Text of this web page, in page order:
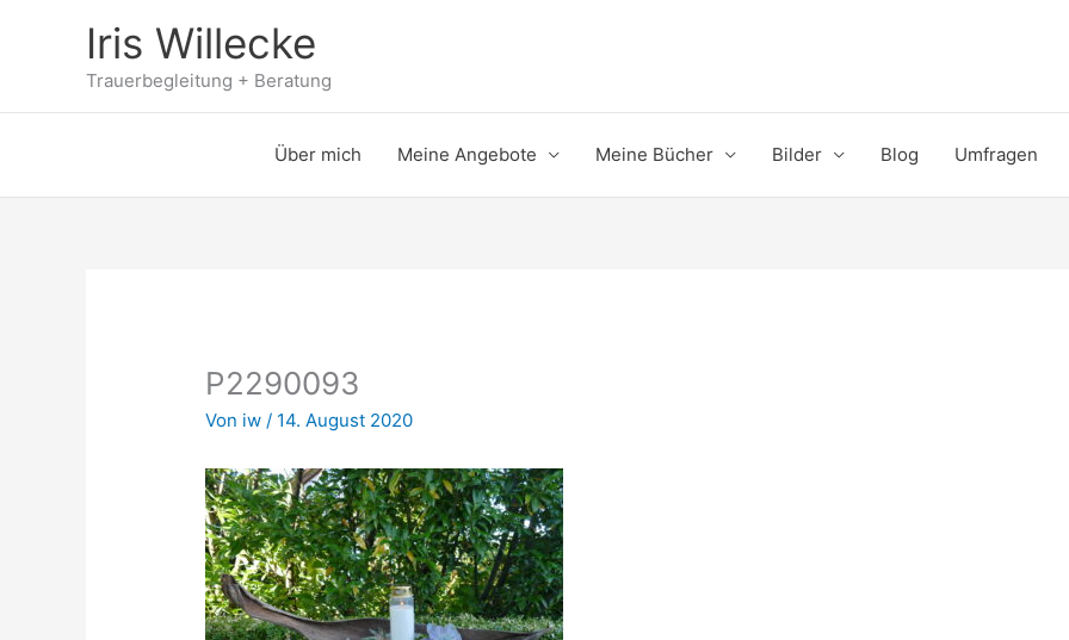
Iris Willecke
Trauerbegleitung + Beratung
Über mich Meine Angebote Meine Bücher Bilder Blog Umfragen
P2290093
Von iw/ 14. August 2020